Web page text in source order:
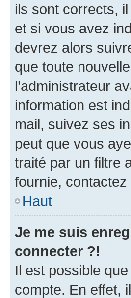
ils sont corrects,
et si vous avez
devrez alors
que toute
l’administrateur
information est
mail, suivez ses
peut que vous
traité par un filtre
fournie, contactez
Haut
Je me suis
connecter ?!
Il est possible
compte. En effet,